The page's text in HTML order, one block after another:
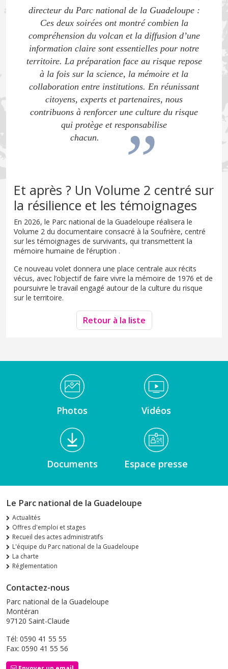
directeur du Parc national de la Guadeloupe :
Ces deux soirées ont montré combien la
compréhension du volcan et la diffusion d’une
information claire sont essentielles pour notre
territoire. La préparation face au risque repose
à la fois sur la science, la mémoire et la
collaboration entre institutions. En réunissant
citoyens, experts et partenaires, nous
contribuons à renforcer une culture du risque
qui protège et responsabilise
chacun.
Et après ? Un Volume 2 centré sur
la résilience et les témoignages
En 2026, le Parc national de la Guadeloupe réalisera le
Volume 2 du documentaire consacré à la Soufrière, centré
sur les témoignages de survivants, qui transmettent la
mémoire humaine de l’éruption .
Ce nouveau volet donnera une place centrale aux récits
vécus, avec l’objectif de faire vivre la mémoire de 1976 et de
poursuivre le travail engagé autour de la culture du risque
sur le territoire.
Retour à la liste
Médiathèque Footer
Photos Vidéos
Documents Espace presse
Le Parc national de la Guadeloupe
Actualités
Offres d'emploi et stages
Recueil des actes administratifs
L'équipe du Parc national de la Guadeloupe
La charte
Réglementation
Contactez-nous
Parc national de la Guadeloupe
Montéran
97120 Saint-Claude
Tél: 0590 41 55 55
Fax: 0590 41 55 56